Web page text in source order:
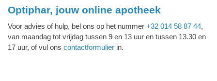
Optiphar, jouw online apotheek
Voor advies of hulp, bel ons op het nummer +32 014 58 87 44,
van maandag tot vrijdag tussen 9 en 13 uur en tussen 13.30 en
17 uur, of vul ons contactformulier in.